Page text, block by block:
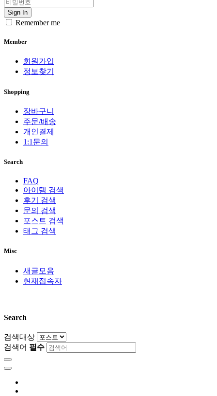
Sign In
Remember me
Member
회원가입
정보찾기
Shopping
장바구니
주문/배송
개인결제
1:1문의
Search
FAQ
아이템 검색
후기 검색
문의 검색
포스트 검색
태그 검색
Misc
새글모음
현재접속자
Search
검색대상
검색어 필수